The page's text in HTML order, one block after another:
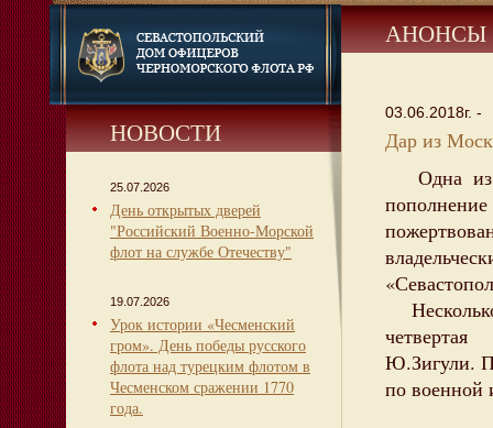
НОВОСТИ
25.07.2026
День открытых дверей
"Российский Военно-Морской
флот на службе Отечеству"
19.07.2026
Урок истории «Чесменский
гром». День победы русского
флота над турецким флотом в
Чесменском сражении 1770
года.
АНОНСЫ
03.06.2018г. -
Дар из
Одна из
Ю.Зигули.
по военной